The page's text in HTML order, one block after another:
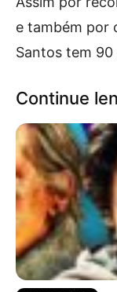
e também por
Santos tem 90
Continue